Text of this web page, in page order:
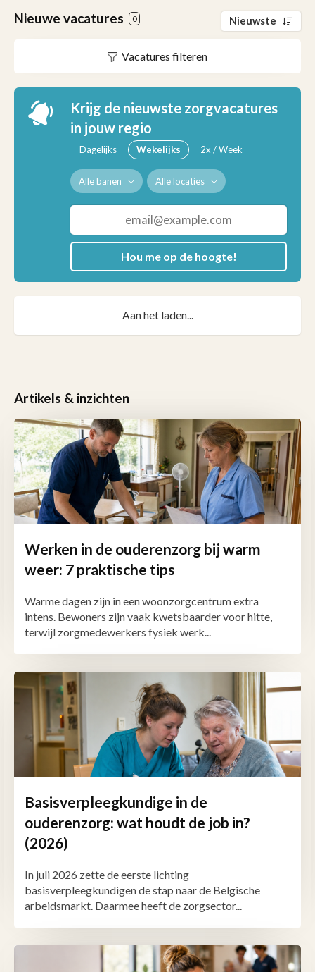
Nieuwe vacatures 0 Nieuwste
Vacatures filteren
Krijg de nieuwste zorgvacatures
in jouw regio
Dagelijks Wekelijks 2x / Week
Alle banen Alle locaties
Hou me op de hoogte!
Aan het laden...
Artikels & inzichten
Werken in de ouderenzorg bij warm
weer: 7 praktische tips
Warme dagen zijn in een woonzorgcentrum extra
intens. Bewoners zijn vaak kwetsbaarder voor hitte,
terwijl zorgmedewerkers fysiek werk...
Basisverpleegkundige in de
ouderenzorg: wat houdt de job in?
(2026)
In juli 2026 zette de eerste lichting
basisverpleegkundigen de stap naar de Belgische
arbeidsmarkt. Daarmee heeft de zorgsector...